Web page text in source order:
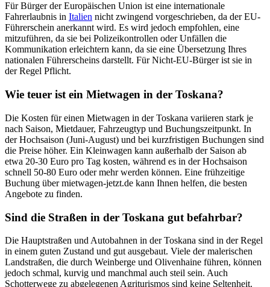
Für Bürger der Europäischen Union ist eine internationale
Fahrerlaubnis in Italien nicht zwingend vorgeschrieben, da der EU-
Führerschein anerkannt wird. Es wird jedoch empfohlen, eine
mitzuführen, da sie bei Polizeikontrollen oder Unfällen die
Kommunikation erleichtern kann, da sie eine Übersetzung Ihres
nationalen Führerscheins darstellt. Für Nicht-EU-Bürger ist sie in
der Regel Pflicht.
Wie teuer ist ein Mietwagen in der Toskana?
Die Kosten für einen Mietwagen in der Toskana variieren stark je
nach Saison, Mietdauer, Fahrzeugtyp und Buchungszeitpunkt. In
der Hochsaison (Juni-August) und bei kurzfristigen Buchungen sind
die Preise höher. Ein Kleinwagen kann außerhalb der Saison ab
etwa 20-30 Euro pro Tag kosten, während es in der Hochsaison
schnell 50-80 Euro oder mehr werden können. Eine frühzeitige
Buchung über mietwagen-jetzt.de kann Ihnen helfen, die besten
Angebote zu finden.
Sind die Straßen in der Toskana gut befahrbar?
Die Hauptstraßen und Autobahnen in der Toskana sind in der Regel
in einem guten Zustand und gut ausgebaut. Viele der malerischen
Landstraßen, die durch Weinberge und Olivenhaine führen, können
jedoch schmal, kurvig und manchmal auch steil sein. Auch
Schotterwege zu abgelegenen Agriturismos sind keine Seltenheit.